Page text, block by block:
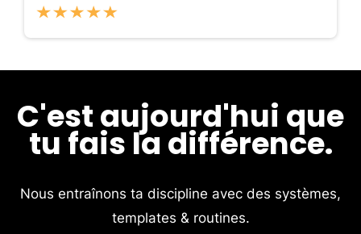
C'est aujourd'hui que
tu fais la différence.
Nous entraînons ta discipline avec des systèmes,
templates & routines.